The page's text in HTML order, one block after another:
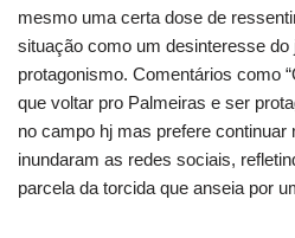
mesmo uma certa dose de
situação como um desinteresse
protagonismo. Comentários como
que voltar pro Palmeiras e ser
no campo hj mas prefere continuar
inundaram as redes sociais,
parcela da torcida que anseia por